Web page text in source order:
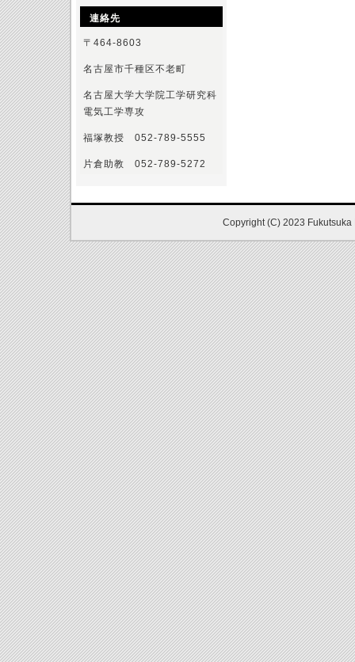
連絡先
〒464-8603
名古屋市千種区不老町
名古屋大学大学院工学研究科
電気工学専攻
福塚教授 052-789-5555
片倉助教 052-789-5272
Copyright (C) 2023